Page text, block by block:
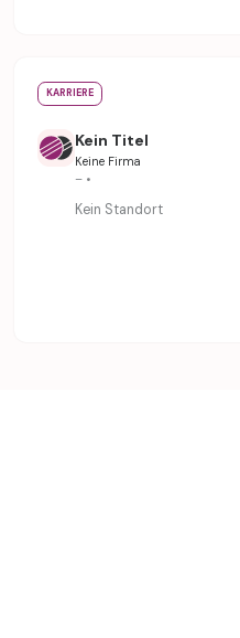
KARRIERE
Kein Titel
Keine Firma
– •
Kein Standort